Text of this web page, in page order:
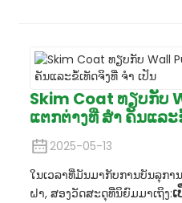
Skim Coat ທຽບກັບ
ແຕກຕ່າງທີ່ ສຳ ຄັນແລະ
2025-05-13
ໃນເວລາທີ່ມັນມາກັບການບັນລຸກ
ຝາ, ສອງວັດສະດຸທີ່ນິຍົມມາເຖິງ: